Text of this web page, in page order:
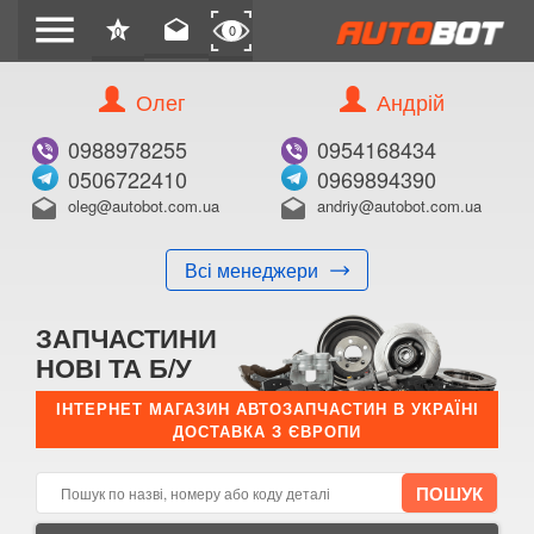
menu star
0 drafts 0
Олег
0988978255
0506722410
drafts oleg@autobot.com.ua
Всі менеджери
Андрій
0954168434
0969894390
drafts andriy@autobot.com.ua
ЗАПЧАСТИНИ
НОВІ ТА Б/У
ІНТЕРНЕТ МАГАЗИН АВТОЗАПЧАСТИН В УКРАЇНІ
ДОСТАВКА З ЄВРОПИ
КУПИТИ
Оригінальний номер:
Примітка:
E-mail:
Телефон: